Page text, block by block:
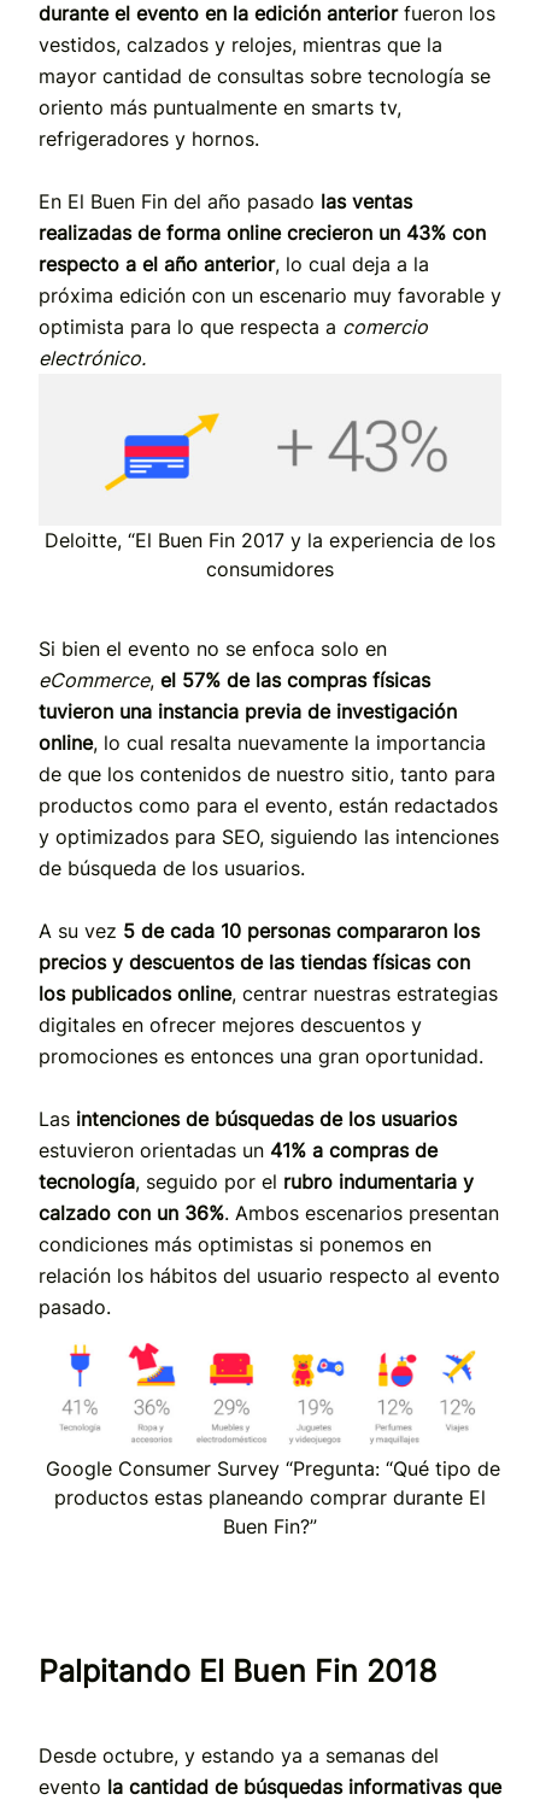
durante el evento en la edición anterior fueron los
vestidos, calzados y relojes, mientras que la
mayor cantidad de consultas sobre tecnología se
oriento más puntualmente en smarts tv,
refrigeradores y hornos.
En El Buen Fin del año pasado las ventas
realizadas de forma online crecieron un 43% con
respecto a el año anterior, lo cual deja a la
próxima edición con un escenario muy favorable y
optimista para lo que respecta a comercio
electrónico.
Deloitte, “El Buen Fin 2017 y la experiencia de los
consumidores
Si bien el evento no se enfoca solo en
eCommerce, el 57% de las compras físicas
tuvieron una instancia previa de investigación
online, lo cual resalta nuevamente la importancia
de que los contenidos de nuestro sitio, tanto para
productos como para el evento, están redactados
y optimizados para SEO, siguiendo las intenciones
de búsqueda de los usuarios.
A su vez 5 de cada 10 personas compararon los
precios y descuentos de las tiendas físicas con
los publicados online, centrar nuestras estrategias
digitales en ofrecer mejores descuentos y
promociones es entonces una gran oportunidad.
Las intenciones de búsquedas de los usuarios
estuvieron orientadas un 41% a compras de
tecnología, seguido por el rubro indumentaria y
calzado con un 36%. Ambos escenarios presentan
condiciones más optimistas si ponemos en
relación los hábitos del usuario respecto al evento
pasado.
Google Consumer Survey “Pregunta: “Qué tipo de
productos estas planeando comprar durante El
Buen Fin?”
Palpitando El Buen Fin 2018
Desde octubre, y estando ya a semanas del
evento la cantidad de búsquedas informativas que